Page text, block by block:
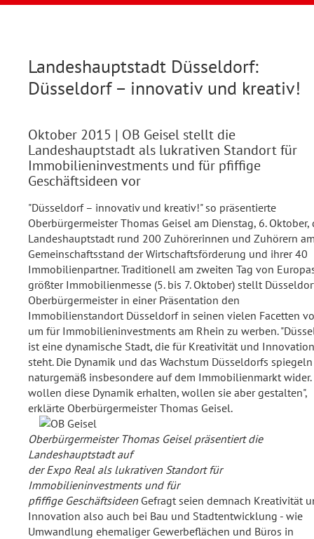
Landeshauptstadt Düsseldorf:
Düsseldorf – innovativ und kreativ!
Oktober 2015 | OB Geisel stellt die
Landeshauptstadt als lukrativen Standort für
Immobilieninvestments und für pfiffige
Geschäftsideen vor
"Düsseldorf – innovativ und kreativ!" so präsentierte
Oberbürgermeister Thomas Geisel am Dienstag, 6. Oktober,
Landeshauptstadt rund 200 Zuhörerinnen und Zuhörern
Gemeinschaftsstand der Wirtschaftsförderung und ihrer 40
Immobilienpartner. Traditionell am zweiten Tag von
größter Immobilienmesse (5. bis 7. Oktober) stellt
Oberbürgermeister in einer Präsentation den
Immobilienstandort Düsseldorf in seinen vielen Facetten
um für Immobilieninvestments am Rhein zu werben.
ist eine dynamische Stadt, die für Kreativität und Innovation
steht. Die Dynamik und das Wachstum Düsseldorfs
naturgemäß insbesondere auf dem Immobilienmarkt wider.
wollen diese Dynamik erhalten, wollen sie aber gestalten",
erklärte Oberbürgermeister Thomas Geisel.
Oberbürgermeister Thomas Geisel präsentiert die
Landeshauptstadt auf
der Expo Real als lukrativen Standort für
Immobilieninvestments und für
pfiffige Geschäftsideen Gefragt seien demnach Kreativität
Innovation also auch bei Bau und Stadtentwicklung - wie
Umwandlung ehemaliger Gewerbeflächen und Büros in